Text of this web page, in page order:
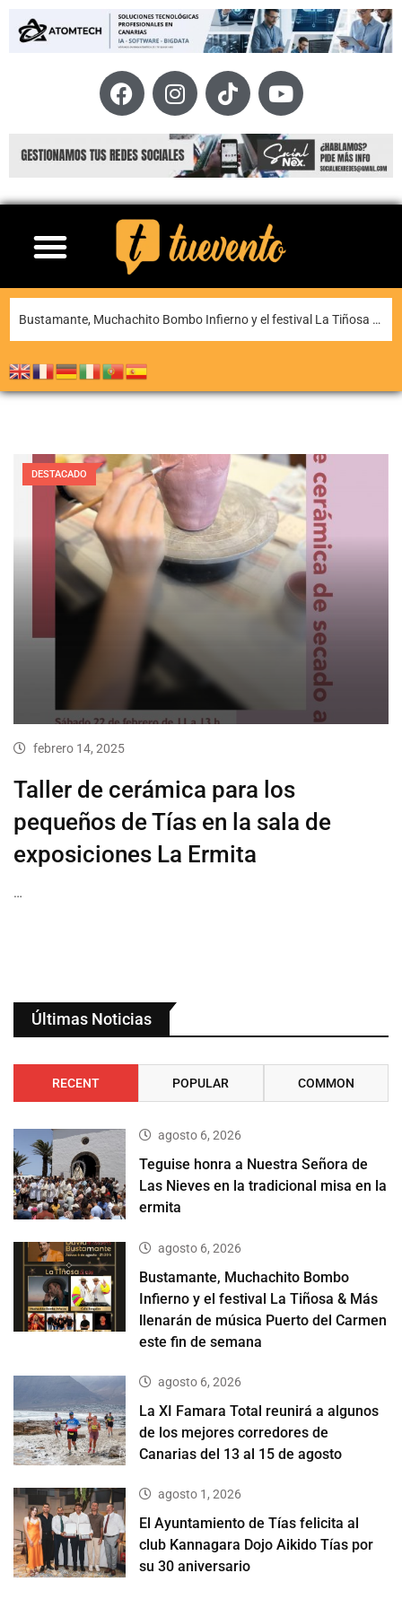
Bustamante, Muchachito Bombo Infierno y el festival La Tiñosa & Más llenarán de música Puerto del Carmen este fin de semana
DESTACADO
febrero 14, 2025
Taller de cerámica para los
pequeños de Tías en la sala de
exposiciones La Ermita
…
Últimas Noticias
RECENT POPULAR COMMON
agosto 6, 2026
Teguise honra a Nuestra Señora de
Las Nieves en la tradicional misa en la
ermita
agosto 6, 2026
Bustamante, Muchachito Bombo
Infierno y el festival La Tiñosa & Más
llenarán de música Puerto del Carmen
este fin de semana
agosto 6, 2026
La XI Famara Total reunirá a algunos
de los mejores corredores de
Canarias del 13 al 15 de agosto
agosto 1, 2026
El Ayuntamiento de Tías felicita al
club Kannagara Dojo Aikido Tías por
su 30 aniversario